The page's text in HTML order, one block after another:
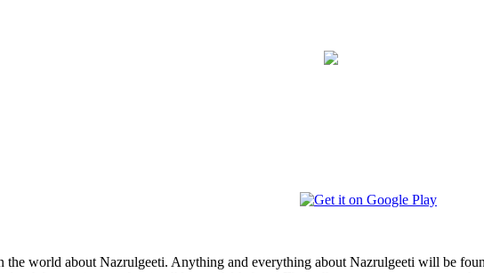
the world about Nazrulgeeti. Anything and everything about Nazrulgeeti will be